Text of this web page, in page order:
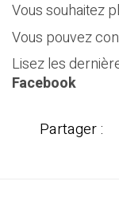
Vous souhaitez
Vous pouvez
Lisez les
Facebook
Partager :